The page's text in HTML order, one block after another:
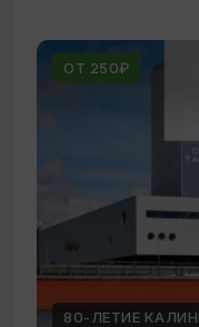
ОТ 250₽
80-ЛЕТИЕ